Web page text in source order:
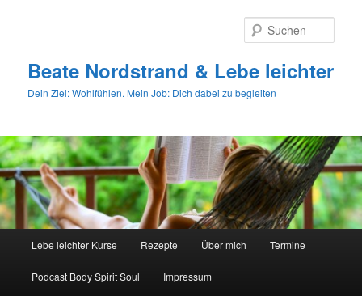
Beate Nordstrand & Lebe leichter
Dein Ziel: Wohlfühlen. Mein Job: Dich dabei zu begleiten
Lebe leichter Kurse Rezepte Über mich Termine
Podcast Body Spirit Soul Impressum